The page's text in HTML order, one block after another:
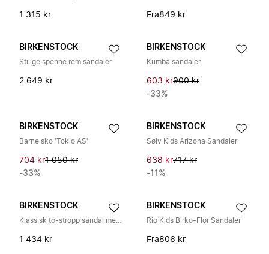
1 315 kr Fra849 kr
BIRKENSTOCK
Stilige spenne rem sandaler
2 649 kr
BIRKENSTOCK
Kumba sandaler
603 kr900 kr
-33%
BIRKENSTOCK
Barne sko 'Tokio AS'
704 kr1 050 kr
-33%
BIRKENSTOCK
Sølv Kids Arizona Sandaler
638 kr717 kr
-11%
BIRKENSTOCK
Klassisk to-stropp sandal med metallisk look
1 434 kr
BIRKENSTOCK
Rio Kids Birko-Flor Sandaler
Fra806 kr